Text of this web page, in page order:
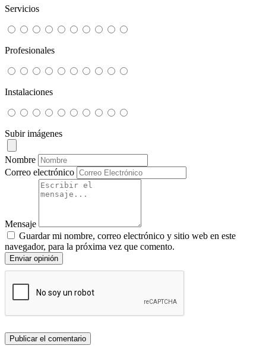
Servicios
Profesionales
Instalaciones
Subir imágenes
Nombre
Correo electrónico
Mensaje
Guardar mi nombre, correo electrónico y sitio web en este
navegador, para la próxima vez que comento.
Enviar opinión